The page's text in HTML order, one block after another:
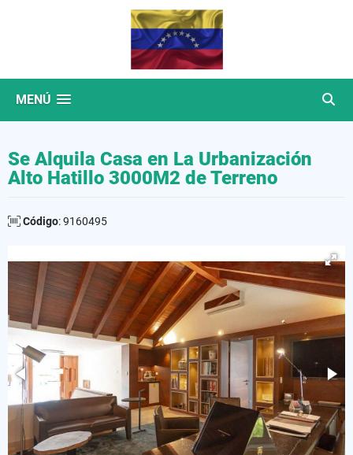
MENÚ
Se Alquila Casa en La Urbanización
Alto Hatillo 3000M2 de Terreno
Código: 9160495